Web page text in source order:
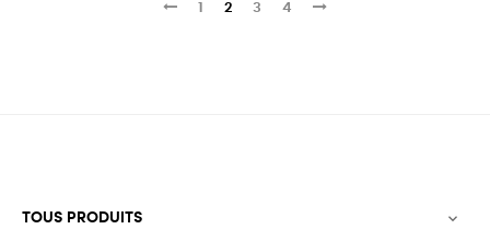
1 2 3 4
TOUS PRODUITS 